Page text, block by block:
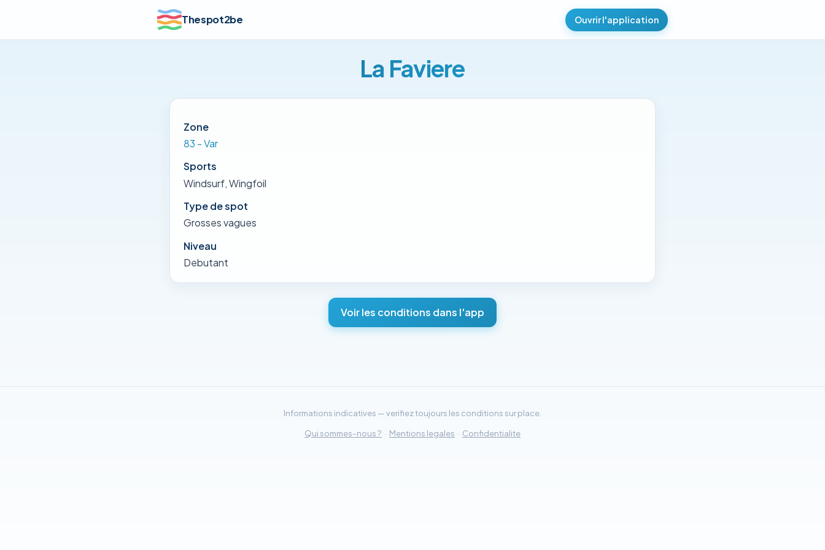
Thespot2be Ouvrir l'application
La Faviere
Zone
83 - Var
Sports
Windsurf, Wingfoil
Type de spot
Grosses vagues
Niveau
Debutant
Voir les conditions dans l'app
Informations indicatives — verifiez toujours les conditions sur place.
Qui sommes-nous ? · Mentions legales · Confidentialite